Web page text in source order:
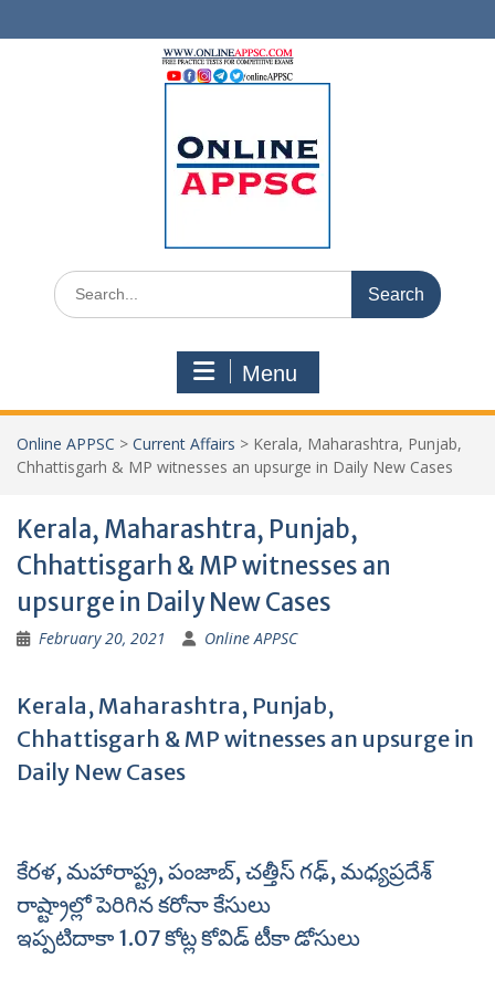
to
Search
for:
Menu
Online APPSC > Current Affairs > Kerala, Maharashtra, Punjab,
Chhattisgarh & MP witnesses an upsurge in Daily New Cases
Kerala, Maharashtra, Punjab,
Chhattisgarh & MP witnesses an
upsurge in Daily New Cases
February 20, 2021 Online APPSC
Kerala, Maharashtra, Punjab,
Chhattisgarh & MP witnesses an upsurge in
Daily New Cases
కేరళ, మహారాష్ట్ర, పంజాబ్, చత్తీస్ గఢ్, మధ్యప్రదేశ్
రాష్ట్రాల్లో పెరిగిన కరోనా కేసులు
ఇప్పటిదాకా 1.07 కోట్ల కోవిడ్ టీకా డోసులు